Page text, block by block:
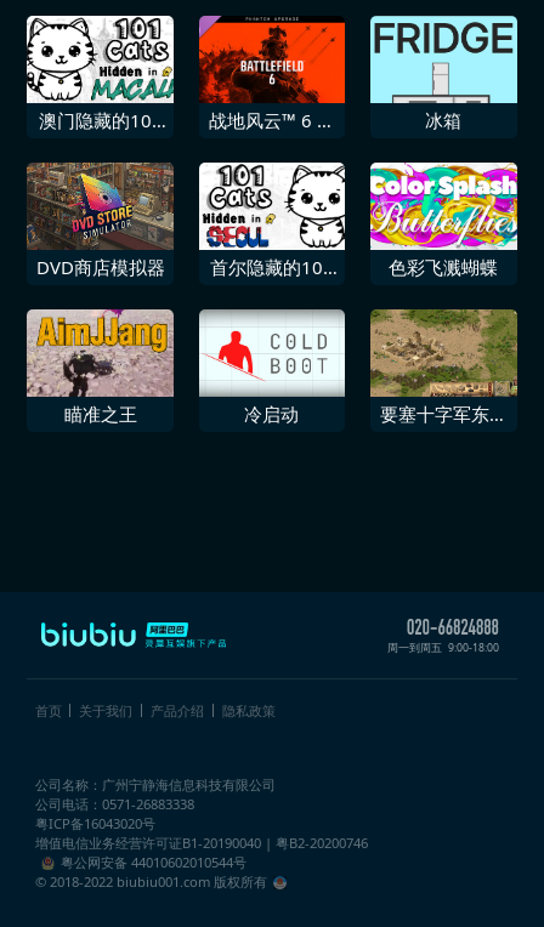
澳门隐藏的101
战地风云™ 6 魅
冰箱
DVD商店模拟器
首尔隐藏的101
色彩飞溅蝴蝶
瞄准之王 冷启动
要塞十字军东征
周一到周五 9:00-18:00
首页 关于我们 产品介绍 隐私政策
公司名称：广州宁静海信息科技有限公司
公司电话：0571-26883338
粤ICP备16043020号
增值电信业务经营许可证B1-20190040 | 粤B2-20200746
粤公网安备 44010602010544号
© 2018-2022 biubiu001.com 版权所有